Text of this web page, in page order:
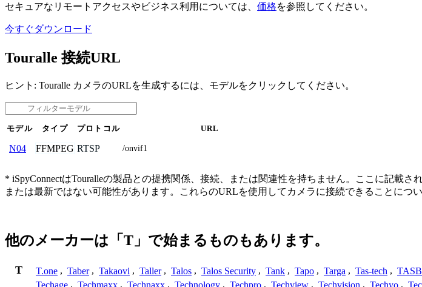
セキュアなリモートアクセスやビジネス利用については、 価格を参照してください。
今すぐダウンロード
Touralle 接続URL
ヒント: Touralle カメラのURLを生成するには、モデルをクリックしてください。
モデル タイプ プロトコル URL
N04 FFMPEG RTSP /onvif1
* iSpyConnectはTouralleの製品との提携関係、接続、または関連性を持ちません。ここに記載
または最新ではない可能性があります。これらのURLを使用してカメラに接続できることにつ
他のメーカーは「T」で始まるものもあります。
T T.one , Taber , Takaovi , Taller , Talos , Talos Security , Tank , Tapo , Targa , Tas-tech ,
Techage , Techmaxx , Technaxx , Technology , Techpro , Techview , Techvision , Techyo ,